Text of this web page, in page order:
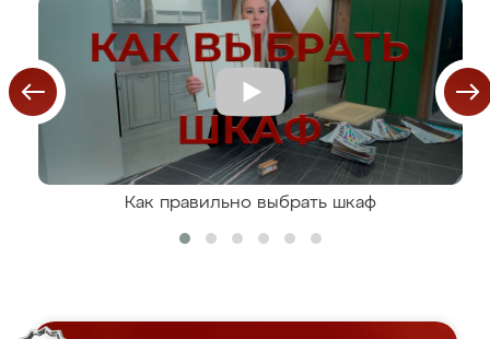
Как правильно выбрать шкаф